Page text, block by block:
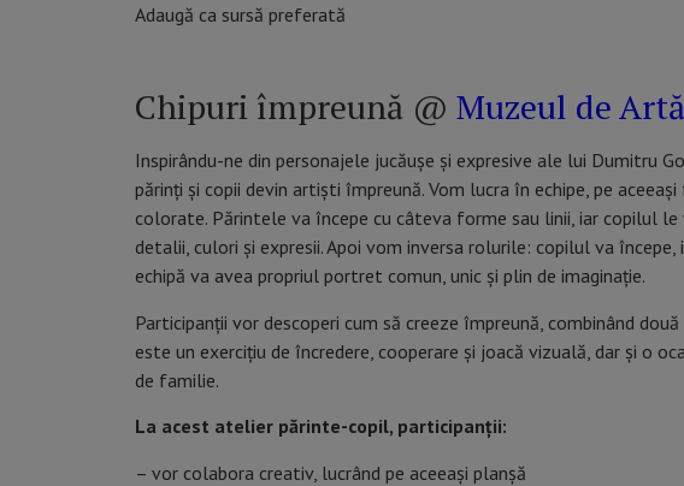
Adaugă ca sursă preferată
Chipuri împreună @ Muzeul de
Inspirându-ne din personajele jucăușe și expresive ale lui Dumitru
părinți și copii devin artiști împreună. Vom lucra în echipe, pe
colorate. Părintele va începe cu câteva forme sau linii, iar copilul
detalii, culori și expresii. Apoi vom inversa rolurile: copilul va
echipă va avea propriul portret comun, unic și plin de imaginație.
Participanții vor descoperi cum să creeze împreună, combinând
este un exercițiu de încredere, cooperare și joacă vizuală, dar și o
de familie.
La acest atelier părinte-copil, participanții:
– vor colabora creativ, lucrând pe aceeași planșă